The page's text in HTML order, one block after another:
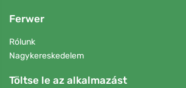
Ferwer
Rólunk
Nagykereskedelem
Töltse le az alkalmazást